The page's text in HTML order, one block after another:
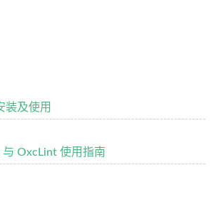
装及使用
与 OxcLint 使用指南